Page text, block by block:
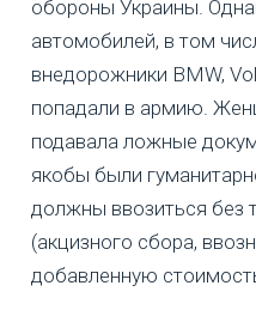
обороны Украины.
автомобилей, в том
внедорожники BMW,
попадали в армию.
подавала ложные
якобы были
должны ввозиться без
(акцизного сбора,
добавленную